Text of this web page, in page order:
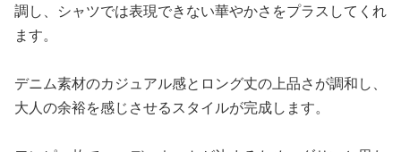
調し、シャツでは表現できない華やかさをプラスしてくれ
ます。
デニム素材のカジュアル感とロング丈の上品さが調和し、
大人の余裕を感じさせるスタイルが完成します。